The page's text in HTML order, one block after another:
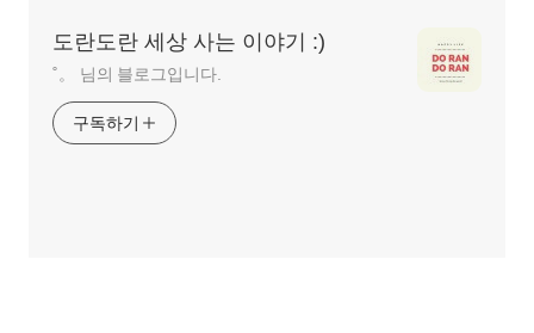
도란도란 세상 사는 이야기 :)
˚。 님의 블로그입니다.
구독하기